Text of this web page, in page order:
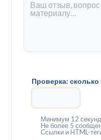
Проверка: сколько
Минимум 12 секунд
Не более 5
Ссылки и HTML-